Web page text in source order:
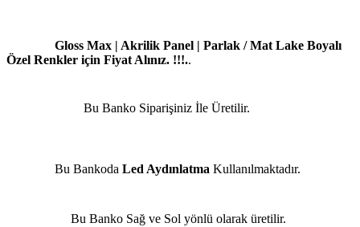
Gloss Max | Akrilik Panel | Parlak / Mat Lake Boyalı
Özel Renkler için Fiyat Alınız. !!!..
Bu Banko Siparişiniz İle Üretilir.
Bu Bankoda Led Aydınlatma Kullanılmaktadır.
Bu Banko Sağ ve Sol yönlü olarak üretilir.